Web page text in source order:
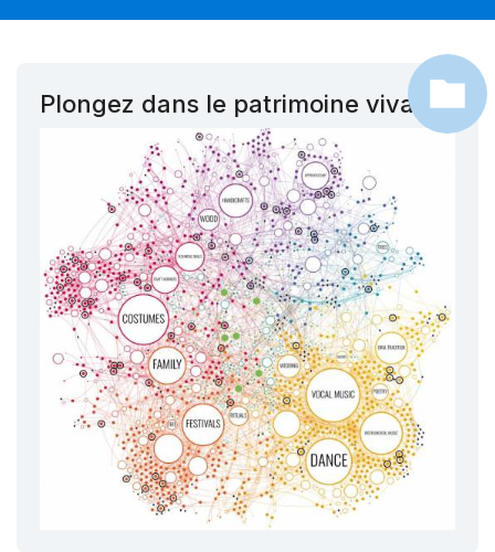
Plongez dans le patrimoine vivant !